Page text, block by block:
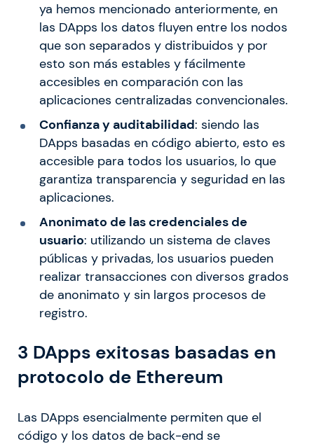
ya hemos mencionado anteriormente, en
las DApps los datos fluyen entre los nodos
que son separados y distribuidos y por
esto son más estables y fácilmente
accesibles en comparación con las
aplicaciones centralizadas convencionales.
Confianza y auditabilidad: siendo las
DApps basadas en código abierto, esto es
accesible para todos los usuarios, lo que
garantiza transparencia y seguridad en las
aplicaciones.
Anonimato de las credenciales de
usuario: utilizando un sistema de claves
públicas y privadas, los usuarios pueden
realizar transacciones con diversos grados
de anonimato y sin largos procesos de
registro.
3 DApps exitosas basadas en
protocolo de Ethereum
Las DApps esencialmente permiten que el
código y los datos de back-end se